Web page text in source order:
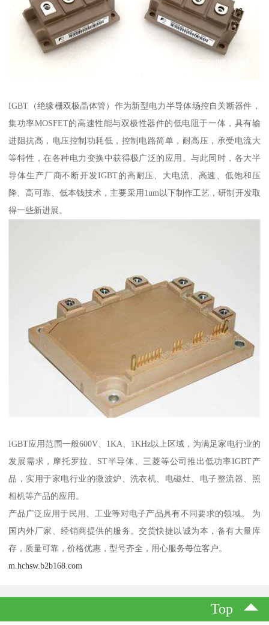
IGBT（绝缘栅双极晶体管）作为新型电力半导体场控自关断器件，
集功率MOSFET的高速性能与双极性器件的低电阻于一体，具有输
进阻抗高，电压控制功耗低，控制电路简单，耐高压，承受电流大
等特性，在各种电力变换中获得极广泛的应用。与此同时，各大半
导体生产厂商不断开发IGBT的高耐压、大电流、高速、低饱和压
降、高可靠、低本钱技术，主要采用1um以下制作工艺，研制开发取
得一些新进展。
IGBT应用范围一般600V、1KA、1KHz以上区域，为满足家电行业的
发展需求，摩托罗拉、ST半导体、三菱等公司推出低功率IGBT产
品，实用于家电行业的微波炉、洗衣机、电磁灶、电子整流器、照
相机等产品的应用。
产品广泛应用于民用、工业等对电子产品具有不同要求的领域。 为
国内外厂家、经销商提供的服务。交货快捷以诚为本，备有大量库
存，质量可靠，价格优惠，型号齐全，用心服务每位客户。
m.hchsw.b2b168.com
Top